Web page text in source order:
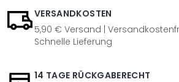
VERSANDKOSTEN
5,90 € Versand |
Schnelle Lieferung
14 TAGE RÜCKGABERECHT